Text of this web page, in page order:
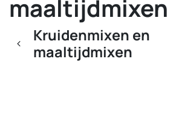
maaltijdmixen
Kruidenmixen en
maaltijdmixen